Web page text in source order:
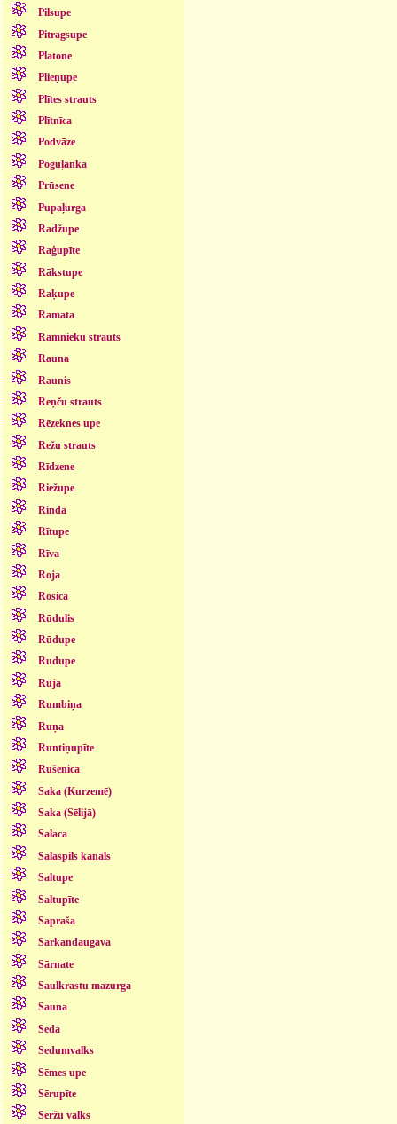
Pilsupe
Pitragsupe
Platone
Plieņupe
Plītes strauts
Plītnīca
Podvāze
Poguļanka
Prūsene
Pupaļurga
Radžupe
Raģupīte
Rākstupe
Raķupe
Ramata
Rāmnieku strauts
Rauna
Raunis
Reņču strauts
Rēzeknes upe
Režu strauts
Rīdzene
Riežupe
Rinda
Rītupe
Rīva
Roja
Rosica
Rūdulis
Rūdupe
Rudupe
Rūja
Rumbiņa
Ruņa
Runtiņupīte
Rušenica
Saka (Kurzemē)
Saka (Sēlijā)
Salaca
Salaspils kanāls
Saltupe
Saltupīte
Sapraša
Sarkandaugava
Sārnate
Saulkrastu mazurga
Sauna
Seda
Sedumvalks
Sēmes upe
Sērupīte
Sēržu valks